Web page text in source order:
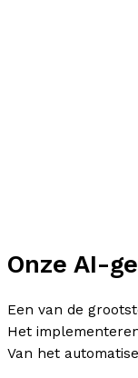
Onze AI-
Een van de
Het
Van het